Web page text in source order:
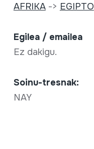
AFRIKA-> EGIPTO
Egilea / emailea
Ez dakigu.
Soinu-tresnak:
NAY